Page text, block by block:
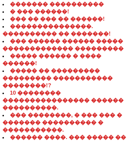
������� ����������
� ��� ������!
��� �� ��� �� ������!
���������������.
���������� �� �������!
��� ������ ������ �����
������������� ���������
����� ������ � ����
������!
����� �� ���������
��������� �����������
��������!?
10 ��������
���������������� ������
����������.
��� ��������, � ��� ��� �
������� ���������� �
�����������.
������ ����. ��� ����� ��